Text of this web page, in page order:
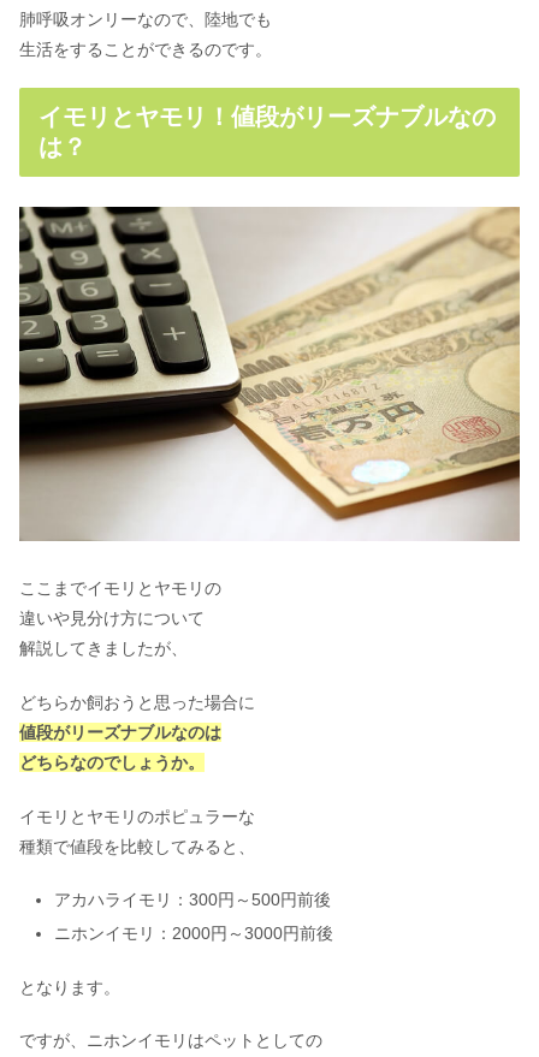
肺呼吸オンリーなので、陸地でも
生活をすることができるのです。
イモリとヤモリ！値段がリーズナブルなの
は？
ここまでイモリとヤモリの
違いや見分け方について
解説してきましたが、
どちらか飼おうと思った場合に
値段がリーズナブルなのは
どちらなのでしょうか。
イモリとヤモリのポピュラーな
種類で値段を比較してみると、
アカハライモリ：300円～500円前後
ニホンイモリ：2000円～3000円前後
となります。
ですが、ニホンイモリはペットとしての